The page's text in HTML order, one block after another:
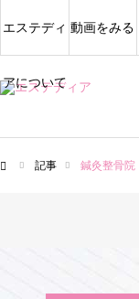
エステディ
アについて
動画をみる
記事 鍼灸整骨院